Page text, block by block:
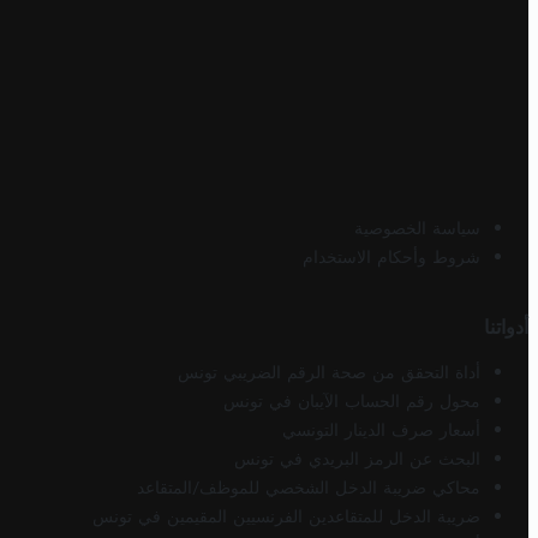
سياسة الخصوصية
شروط وأحكام الاستخدام
أدواتنا
أداة التحقق من صحة الرقم الضريبي تونس
محول رقم الحساب الآيبان في تونس
أسعار صرف الدينار التونسي
البحث عن الرمز البريدي في تونس
محاكي ضريبة الدخل الشخصي للموظف/المتقاعد
ضريبة الدخل للمتقاعدين الفرنسيين المقيمين في تونس